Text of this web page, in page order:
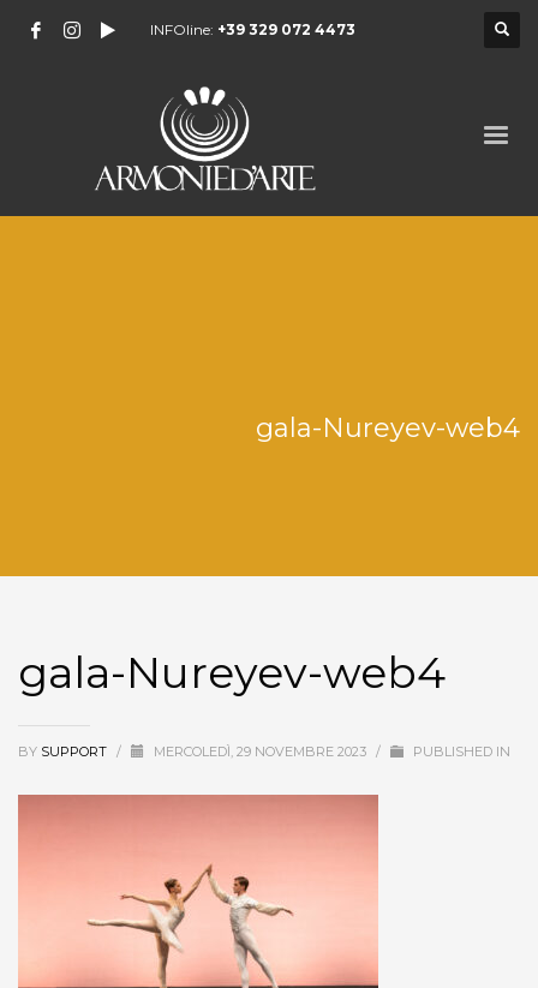
INFOline: +39 329 072 4473
gala-Nureyev-web4
gala-Nureyev-web4
BY SUPPORT / MERCOLEDÌ, 29 NOVEMBRE 2023 / PUBLISHED IN